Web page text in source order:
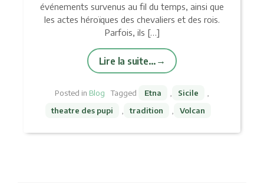
événements survenus au fil du temps, ainsi que
les actes héroïques des chevaliers et des rois.
Parfois, ils […]
Lire la suite…
Posted in Blog Tagged Etna Sicile
theatre des pupi
tradition Volcan